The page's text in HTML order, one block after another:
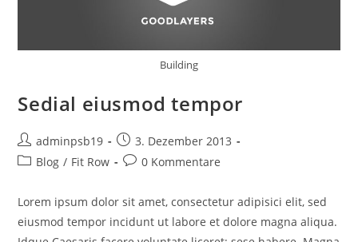
Building
Sedial eiusmod tempor
Beitrags-
Autor:
adminpsb19
Beitrag
veröffentlicht:
3. Dezember 2013
Beitrags-
Blog / Fit Row
Beitrags-
0 Kommentare
Lorem ipsum dolor sit amet, consectetur adipisici elit, sed
eiusmod tempor incidunt ut labore et dolore magna aliqua.